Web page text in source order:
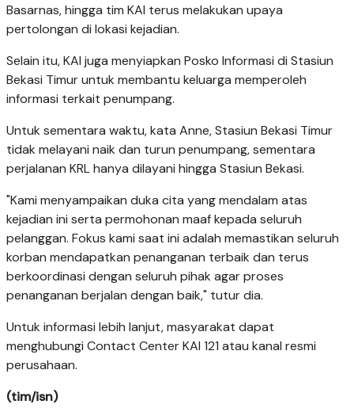
Basarnas, hingga tim KAI terus melakukan upaya
pertolongan di lokasi kejadian.
Selain itu, KAI juga menyiapkan Posko Informasi di Stasiun
Bekasi Timur untuk membantu keluarga memperoleh
informasi terkait penumpang.
Untuk sementara waktu, kata Anne, Stasiun Bekasi Timur
tidak melayani naik dan turun penumpang, sementara
perjalanan KRL hanya dilayani hingga Stasiun Bekasi.
"Kami menyampaikan duka cita yang mendalam atas
kejadian ini serta permohonan maaf kepada seluruh
pelanggan. Fokus kami saat ini adalah memastikan seluruh
korban mendapatkan penanganan terbaik dan terus
berkoordinasi dengan seluruh pihak agar proses
penanganan berjalan dengan baik," tutur dia.
Untuk informasi lebih lanjut, masyarakat dapat
menghubungi Contact Center KAI 121 atau kanal resmi
perusahaan.
(tim/isn)